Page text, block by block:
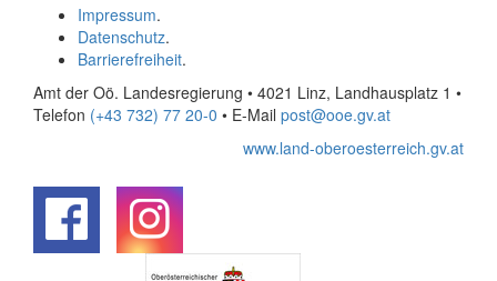
Impressum.
Datenschutz.
Barrierefreiheit.
Amt der Oö. Landesregierung • 4021 Linz, Landhausplatz 1 •
Telefon (+43 732) 77 20-0 • E-Mail post@ooe.gv.at
www.land-oberoesterreich.gv.at